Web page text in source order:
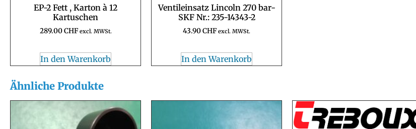
EP-2 Fett , Karton à 12
Kartuschen
289.00CHF excl. MWSt.
In den Warenkorb
Ventileinsatz Lincoln 270 bar-
SKF Nr.: 235-14343-2
43.90CHF excl. MWSt.
In den Warenkorb
Ähnliche Produkte